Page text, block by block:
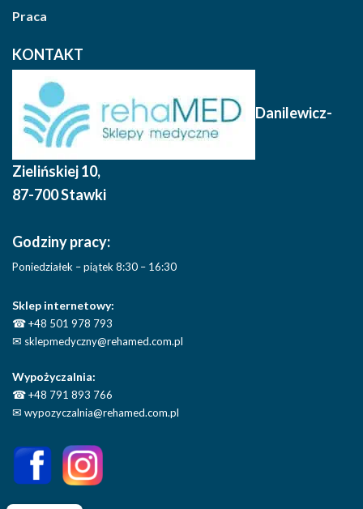
Praca
KONTAKT
Danilewicz-
Zielińskiej 10,
87-700 Stawki
Godziny pracy:
Poniedziałek – piątek 8:30 – 16:30
Sklep internetowy:
☎+48 501 978 793
✉ sklepmedyczny@rehamed.com.pl
Wypożyczalnia:
☎+48 791 893 766
✉ wypozyczalnia@rehamed.com.pl